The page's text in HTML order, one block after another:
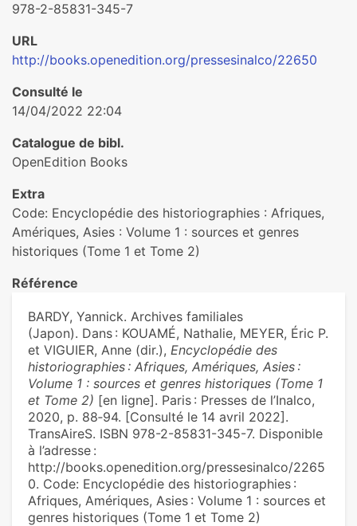
978-2-85831-345-7
URL
http://books.openedition.org/pressesinalco/22650
Consulté le
14/04/2022 22:04
Catalogue de bibl.
OpenEdition Books
Extra
Code: Encyclopédie des historiographies : Afriques,
Amériques, Asies : Volume 1 : sources et genres
historiques (Tome 1 et Tome 2)
Référence
BARDY, Yannick. Archives familiales
(Japon). Dans : KOUAMÉ, Nathalie, MEYER, Éric P.
et VIGUIER, Anne (dir.), Encyclopédie des
historiographies : Afriques, Amériques, Asies :
Volume 1 : sources et genres historiques (Tome 1
et Tome 2) [en ligne]. Paris : Presses de l’Inalco,
2020, p. 88‑94. [Consulté le 14 avril 2022].
TransAireS. ISBN 978-2-85831-345-7. Disponible
à l’adresse :
http://books.openedition.org/pressesinalco/2265
0. Code: Encyclopédie des historiographies :
Afriques, Amériques, Asies : Volume 1 : sources et
genres historiques (Tome 1 et Tome 2)